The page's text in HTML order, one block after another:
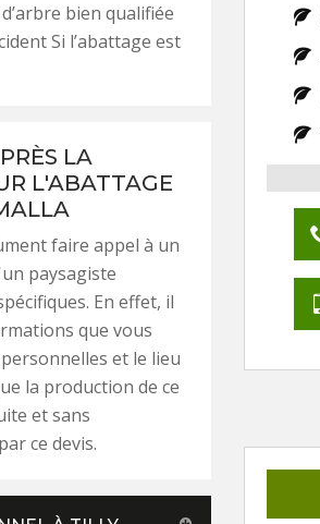
bien qualifiée
Si l’abattage est
LA
L'ABATTAGE
faire appel à un
paysagiste
En effet, il
que vous
et le lieu
la production de ce
et sans
ce devis.